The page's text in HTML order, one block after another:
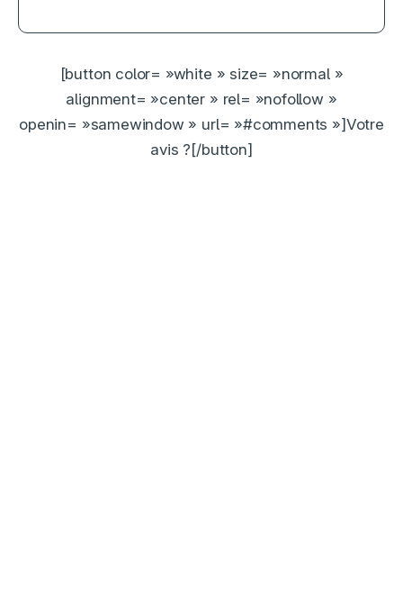
[button color= »white » size= »normal »
alignment= »center » rel= »nofollow »
openin= »samewindow » url= »#comments »]Votre
avis ?[/button]